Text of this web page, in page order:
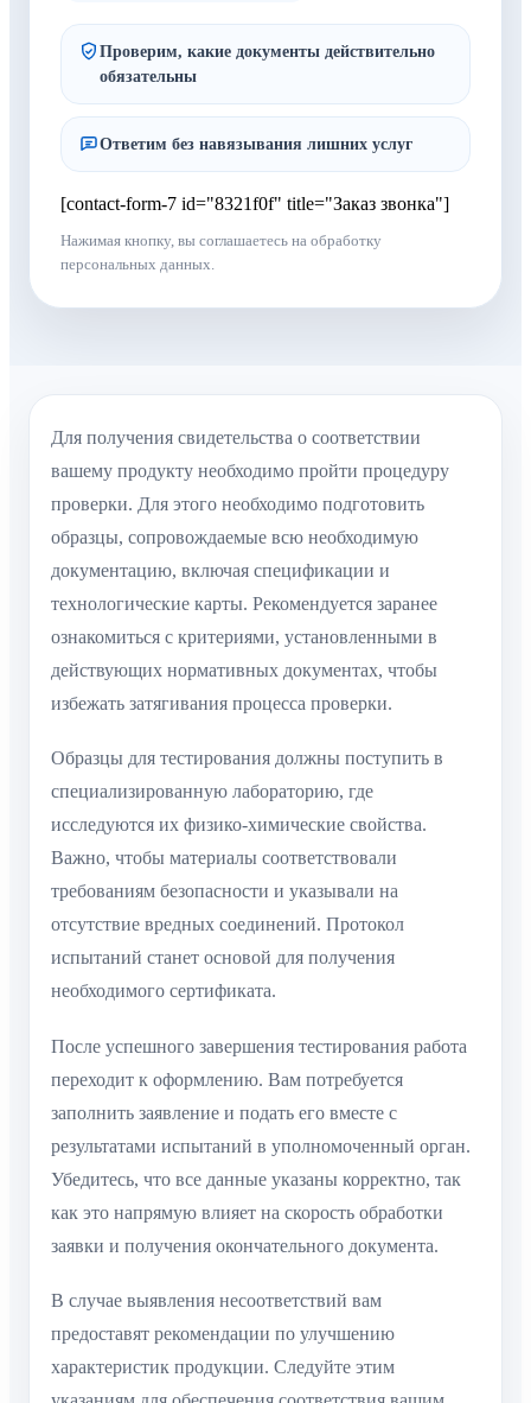
Проверим, какие документы действительно
обязательны
Ответим без навязывания лишних услуг
[contact-form-7 id="8321f0f" title="Заказ звонка"]
Нажимая кнопку, вы соглашаетесь на обработку
персональных данных.
Для получения свидетельства о соответствии
вашему продукту необходимо пройти процедуру
проверки. Для этого необходимо подготовить
образцы, сопровождаемые всю необходимую
документацию, включая спецификации и
технологические карты. Рекомендуется заранее
ознакомиться с критериями, установленными в
действующих нормативных документах, чтобы
избежать затягивания процесса проверки.
Образцы для тестирования должны поступить в
специализированную лабораторию, где
исследуются их физико-химические свойства.
Важно, чтобы материалы соответствовали
требованиям безопасности и указывали на
отсутствие вредных соединений. Протокол
испытаний станет основой для получения
необходимого сертификата.
После успешного завершения тестирования работа
переходит к оформлению. Вам потребуется
заполнить заявление и подать его вместе с
результатами испытаний в уполномоченный орган.
Убедитесь, что все данные указаны корректно, так
как это напрямую влияет на скорость обработки
заявки и получения окончательного документа.
В случае выявления несоответствий вам
предоставят рекомендации по улучшению
характеристик продукции. Следуйте этим